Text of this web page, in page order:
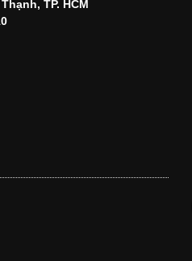
TP. HCM